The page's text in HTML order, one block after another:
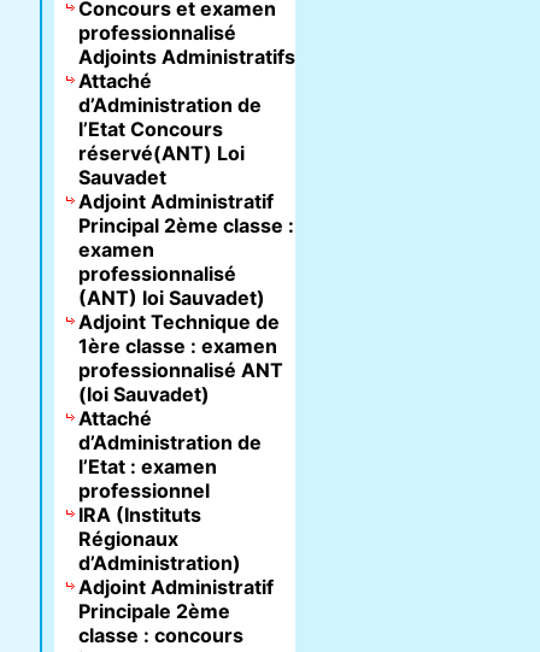
Concours et examen
professionnalisé
Adjoints Administratifs
Attaché
d’Administration de
l’Etat Concours
réservé(ANT) Loi
Sauvadet
Adjoint Administratif
Principal 2ème classe :
examen
professionnalisé
(ANT) loi Sauvadet)
Adjoint Technique de
1ère classe : examen
professionnalisé ANT
(loi Sauvadet)
Attaché
d’Administration de
l’Etat : examen
professionnel
IRA (Instituts
Régionaux
d’Administration)
Adjoint Administratif
Principale 2ème
classe : concours